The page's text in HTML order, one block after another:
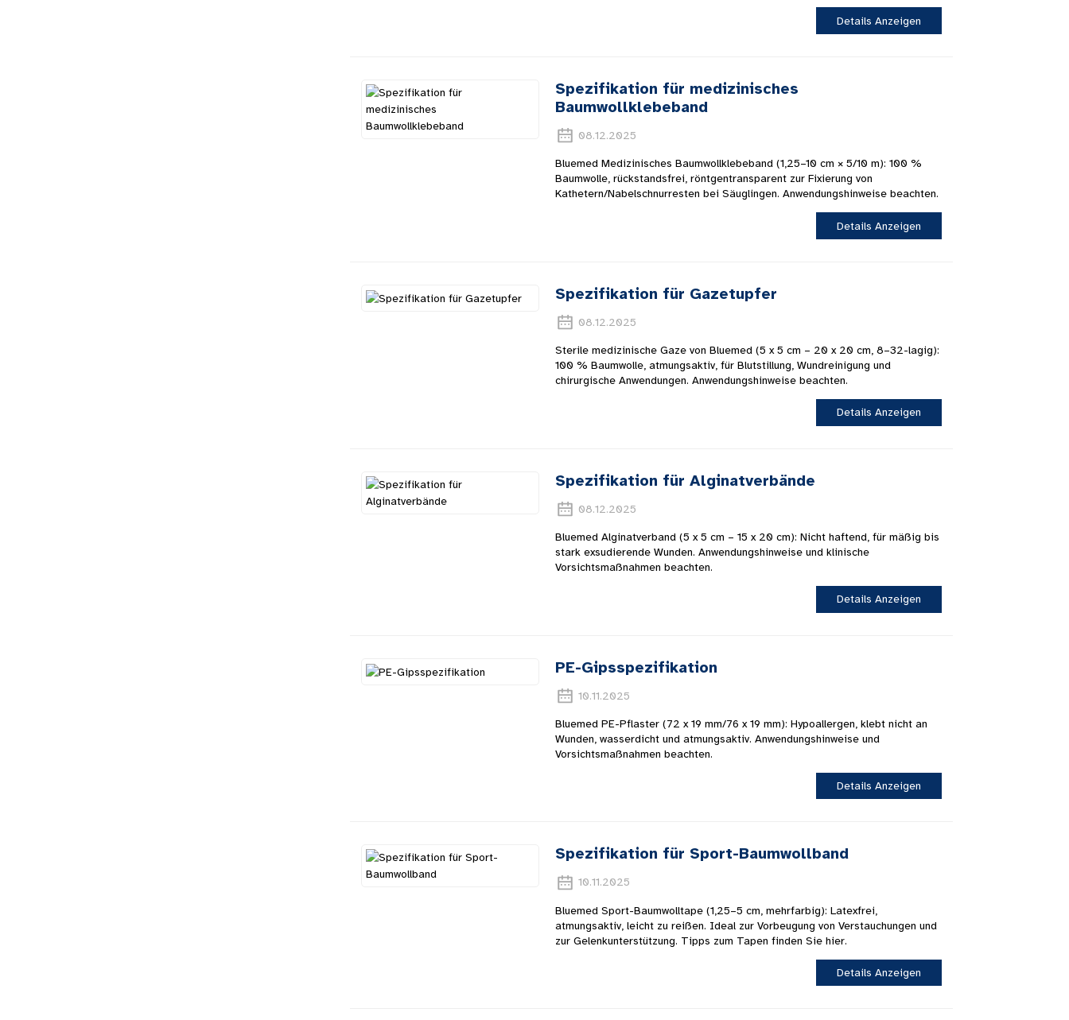
Details Anzeigen
Spezifikation für medizinisches
Baumwollklebeband
08.12.2025
Bluemed ​​Medizinisches Baumwollklebeband (1,25–10 cm × 5/10 m): 100 %
Baumwolle, rückstandsfrei, röntgentransparent zur Fixierung von
Kathetern/Nabelschnurresten bei Säuglingen. Anwendungshinweise beachten.
Details Anzeigen
Spezifikation für Gazetupfer
08.12.2025
Sterile medizinische Gaze von Bluemed ​​(5 x 5 cm – 20 x 20 cm, 8–32-lagig):
100 % Baumwolle, atmungsaktiv, für Blutstillung, Wundreinigung und
chirurgische Anwendungen. Anwendungshinweise beachten.
Details Anzeigen
Spezifikation für Alginatverbände
08.12.2025
Bluemed ​​Alginatverband (5 x 5 cm – 15 x 20 cm): Nicht haftend, für mäßig bis
stark exsudierende Wunden. Anwendungshinweise und klinische
Vorsichtsmaßnahmen beachten.
Details Anzeigen
PE-Gipsspezifikation
10.11.2025
Bluemed ​​PE-Pflaster (72 x 19 mm/76 x 19 mm): Hypoallergen, klebt nicht an
Wunden, wasserdicht und atmungsaktiv. Anwendungshinweise und
Vorsichtsmaßnahmen beachten.
Details Anzeigen
Spezifikation für Sport-Baumwollband
10.11.2025
Bluemed ​​Sport-Baumwolltape (1,25–5 cm, mehrfarbig): Latexfrei,
atmungsaktiv, leicht zu reißen. Ideal zur Vorbeugung von Verstauchungen und
zur Gelenkunterstützung. Tipps zum Tapen finden Sie hier.
Details Anzeigen